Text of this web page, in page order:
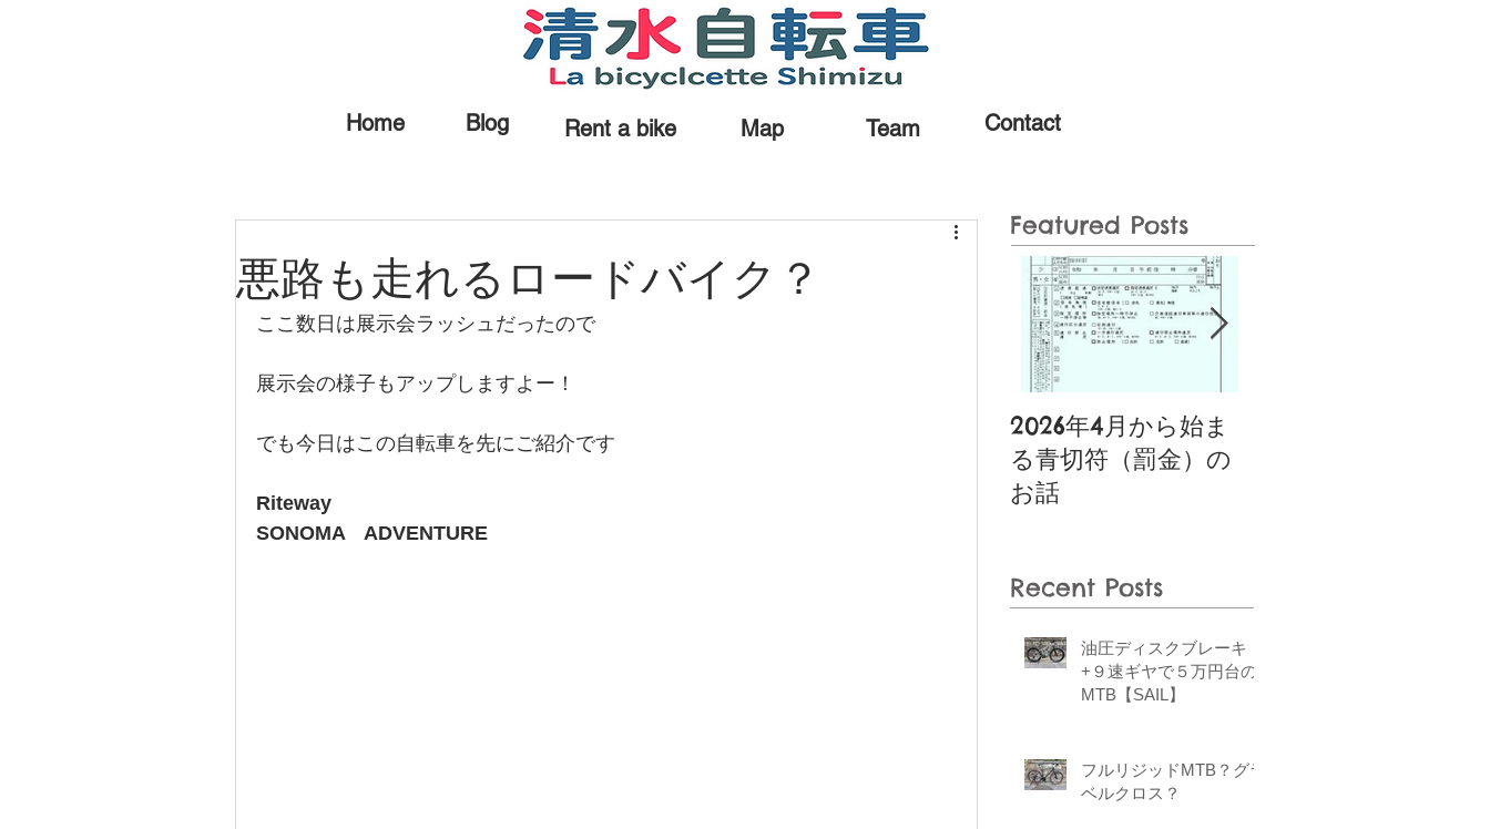
Home Blog Rent a bike Map Team Contact
悪路も走れるロードバイク？
ここ数日は展示会ラッシュだったので
展示会の様子もアップしますよー！
でも今日はこの自転車を先にご紹介です
Riteway
SONOMA　ADVENTURE
Featured Posts
2026年4月から始ま
る青切符（罰金）の
お話
Recent Posts
油圧ディスクブレーキ
+９速ギヤで５万円台の
MTB【SAIL】
フルリジッドMTB？グラ
ベルクロス？